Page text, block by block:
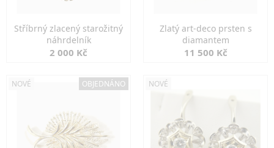
Stříbrný zlacený starožitný
náhrdelník
2 000 Kč
Zlatý art-deco prsten s
diamantem
11 500 Kč
NOVÉ OBJEDNÁNO NOVÉ